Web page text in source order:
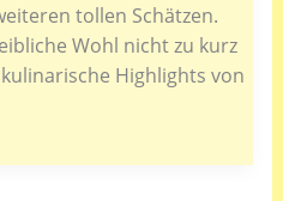
tollen Schätzen.
Wohl nicht zu kurz
Highlights von